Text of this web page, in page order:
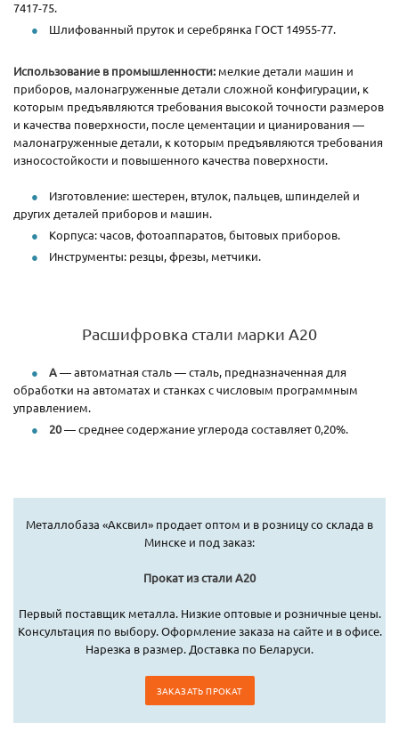
7417-75.
Шлифованный пруток и серебрянка ГОСТ 14955-77.
Использование в промышленности: мелкие детали машин и
приборов, малонагруженные детали сложной конфигурации, к
которым предъявляются требования высокой точности размеров
и качества поверхности, после цементации и цианирования —
малонагруженные детали, к которым предъявляются требования
износостойкости и повышенного качества поверхности.
Изготовление: шестерен, втулок, пальцев, шпинделей и
других деталей приборов и машин.
Корпуса: часов, фотоаппаратов, бытовых приборов.
Инструменты: резцы, фрезы, метчики.
Расшифровка стали марки А20
А— автоматная сталь — сталь, предназначенная для
обработки на автоматах и станках с числовым программным
управлением.
20— среднее содержание углерода составляет 0,20%.
Металлобаза «Аксвил» продает оптом и в розницу со склада в
Минске и под заказ:
Прокат из стали А20
Первый поставщик металла. Низкие оптовые и розничные цены.
Консультация по выбору. Оформление заказа на сайте и в офисе.
Нарезка в размер. Доставка по Беларуси.
ЗАКАЗАТЬ ПРОКАТ